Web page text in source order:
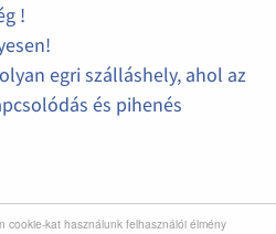
cookie-kat használunk felhasználói élmény
!
egri szálláshely, ahol az
és pihenés
Budapesten